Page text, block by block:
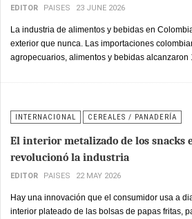
EDITOR PAISES 23 JUNE 2026
La industria de alimentos y bebidas en
exterior que nunca. Las importaciones
agropecuarios, alimentos y bebidas
anterior, impulsadas principalmente por el
INTERNACIONAL CEREALES / PANADERÍA
El interior metalizado de los snacks
revolucionó la industria
EDITOR PAISES 22 MAY 2026
Hay una innovación que el consumidor usa a
interior plateado de las bolsas de papas fritas,